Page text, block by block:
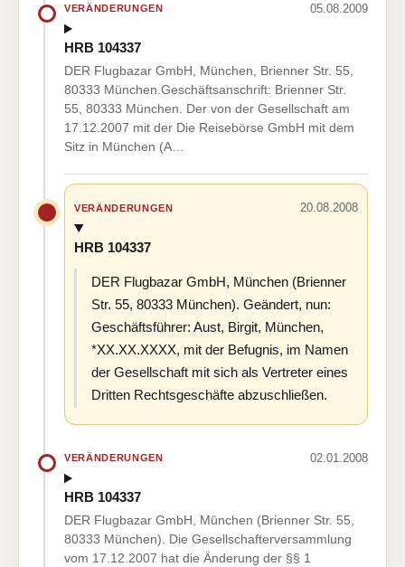
VERÄNDERUNGEN 05.08.2009
HRB 104337
DER Flugbazar GmbH, München, Brienner Str. 55,
80333 München.Geschäftsanschrift: Brienner Str.
55, 80333 München. Der von der Gesellschaft am
17.12.2007 mit der Die Reisebörse GmbH mit dem
Sitz in München (A…
VERÄNDERUNGEN 20.08.2008
HRB 104337
DER Flugbazar GmbH, München (Brienner
Str. 55, 80333 München). Geändert, nun:
Geschäftsführer: Aust, Birgit, München,
*XX.XX.XXXX, mit der Befugnis, im Namen
der Gesellschaft mit sich als Vertreter eines
Dritten Rechtsgeschäfte abzuschließen.
VERÄNDERUNGEN 02.01.2008
HRB 104337
DER Flugbazar GmbH, München (Brienner Str. 55,
80333 München). Die Gesellschafterversammlung
vom 17.12.2007 hat die Änderung der §§ 1